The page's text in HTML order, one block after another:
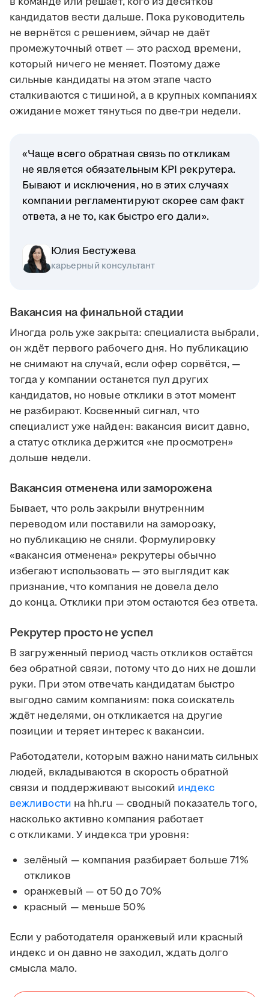
кандидатов вести дальше. Пока руководитель
не вернётся с решением, эйчар не даёт
промежуточный ответ — это расход времени,
который ничего не меняет. Поэтому даже
сильные кандидаты на этом этапе часто
сталкиваются с тишиной, а в крупных компаниях
ожидание может тянуться по две-три недели.
«Чаще всего обратная связь по откликам
не является обязательным KPI рекрутера.
Бывают и исключения, но в этих случаях
компании регламентируют скорее сам факт
ответа, а не то, как быстро его дали».
Юлия Бестужева
карьерный консультант
Вакансия на финальной стадии
Иногда роль уже закрыта: специалиста выбрали,
он ждёт первого рабочего дня. Но публикацию
не снимают на случай, если офер сорвётся, —
тогда у компании останется пул других
кандидатов, но новые отклики в этот момент
не разбирают. Косвенный сигнал, что
специалист уже найден: вакансия висит давно,
а статус отклика держится «не просмотрен»
дольше недели.
Вакансия отменена или заморожена
Бывает, что роль закрыли внутренним
переводом или поставили на заморозку,
но публикацию не сняли. Формулировку
«вакансия отменена» рекрутеры обычно
избегают использовать — это выглядит как
признание, что компания не довела дело
до конца. Отклики при этом остаются без ответа.
Рекрутер просто не успел
В загруженный период часть откликов остаётся
без обратной связи, потому что до них не дошли
руки. При этом отвечать кандидатам быстро
выгодно самим компаниям: пока соискатель
ждёт неделями, он откликается на другие
позиции и теряет интерес к вакансии.
Работодатели, которым важно нанимать сильных
людей, вкладываются в скорость обратной
связи и поддерживают высокий индекс
вежливости на hh.ru — сводный показатель того,
насколько активно компания работает
с откликами. У индекса три уровня:
зелёный — компания разбирает больше 71%
откликов
оранжевый — от 50 до 70%
красный — меньше 50%
Если у работодателя оранжевый или красный
индекс и он давно не заходил, ждать долго
смысла мало.